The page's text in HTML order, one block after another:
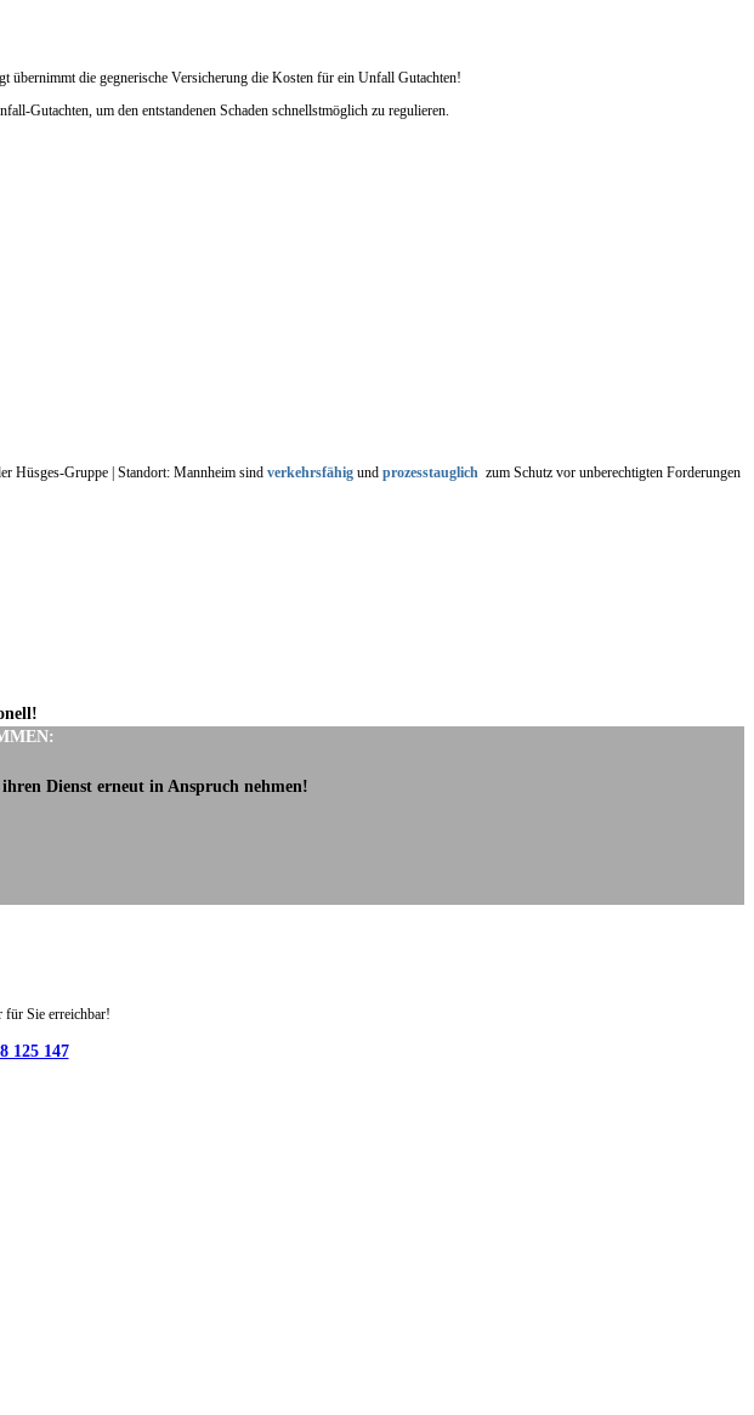
übernimmt die gegnerische Versicherung die Kosten für ein Unfall Gutachten!
Gutachten, um den entstandenen Schaden schnellstmöglich zu regulieren.
Hüsges-Gruppe | Standort: Mannheim sind verkehrsfähig und prozesstauglich zum Schutz vor unberechtigten Forderungen
Dienst erneut in Anspruch nehmen!
für Sie erreichbar!
125 147